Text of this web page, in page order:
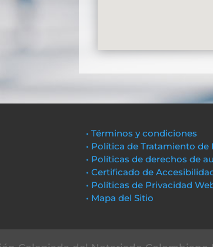
• Términos y condiciones
• Política de Tratamiento de
• Políticas de derechos de
• Certificado de
• Políticas de Privacidad
• Mapa del Sitio